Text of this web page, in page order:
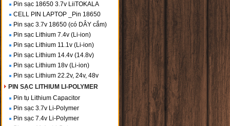
Pin sạc 18650 3.7v LiiTOKALA
CELL PIN LAPTOP _Pin 18650
Pin sạc 3.7v 18650 (có DÂY cắm)
Pin sạc Lithium 7.4v (Li-ion)
Pin sạc Lithium 11.1v (Li-ion)
Pin sạc Lithium 14.4v (14.8v)
Pin sạc Lithium 18v (Li-ion)
Pin sạc Lithium 22.2v, 24v, 48v
PIN SẠC LITHIUM LI-POLYMER
Pin tụ Lithium Capacitor
Pin sạc 3.7v Li-Polymer
Pin sạc 7.4v Li-Polymer